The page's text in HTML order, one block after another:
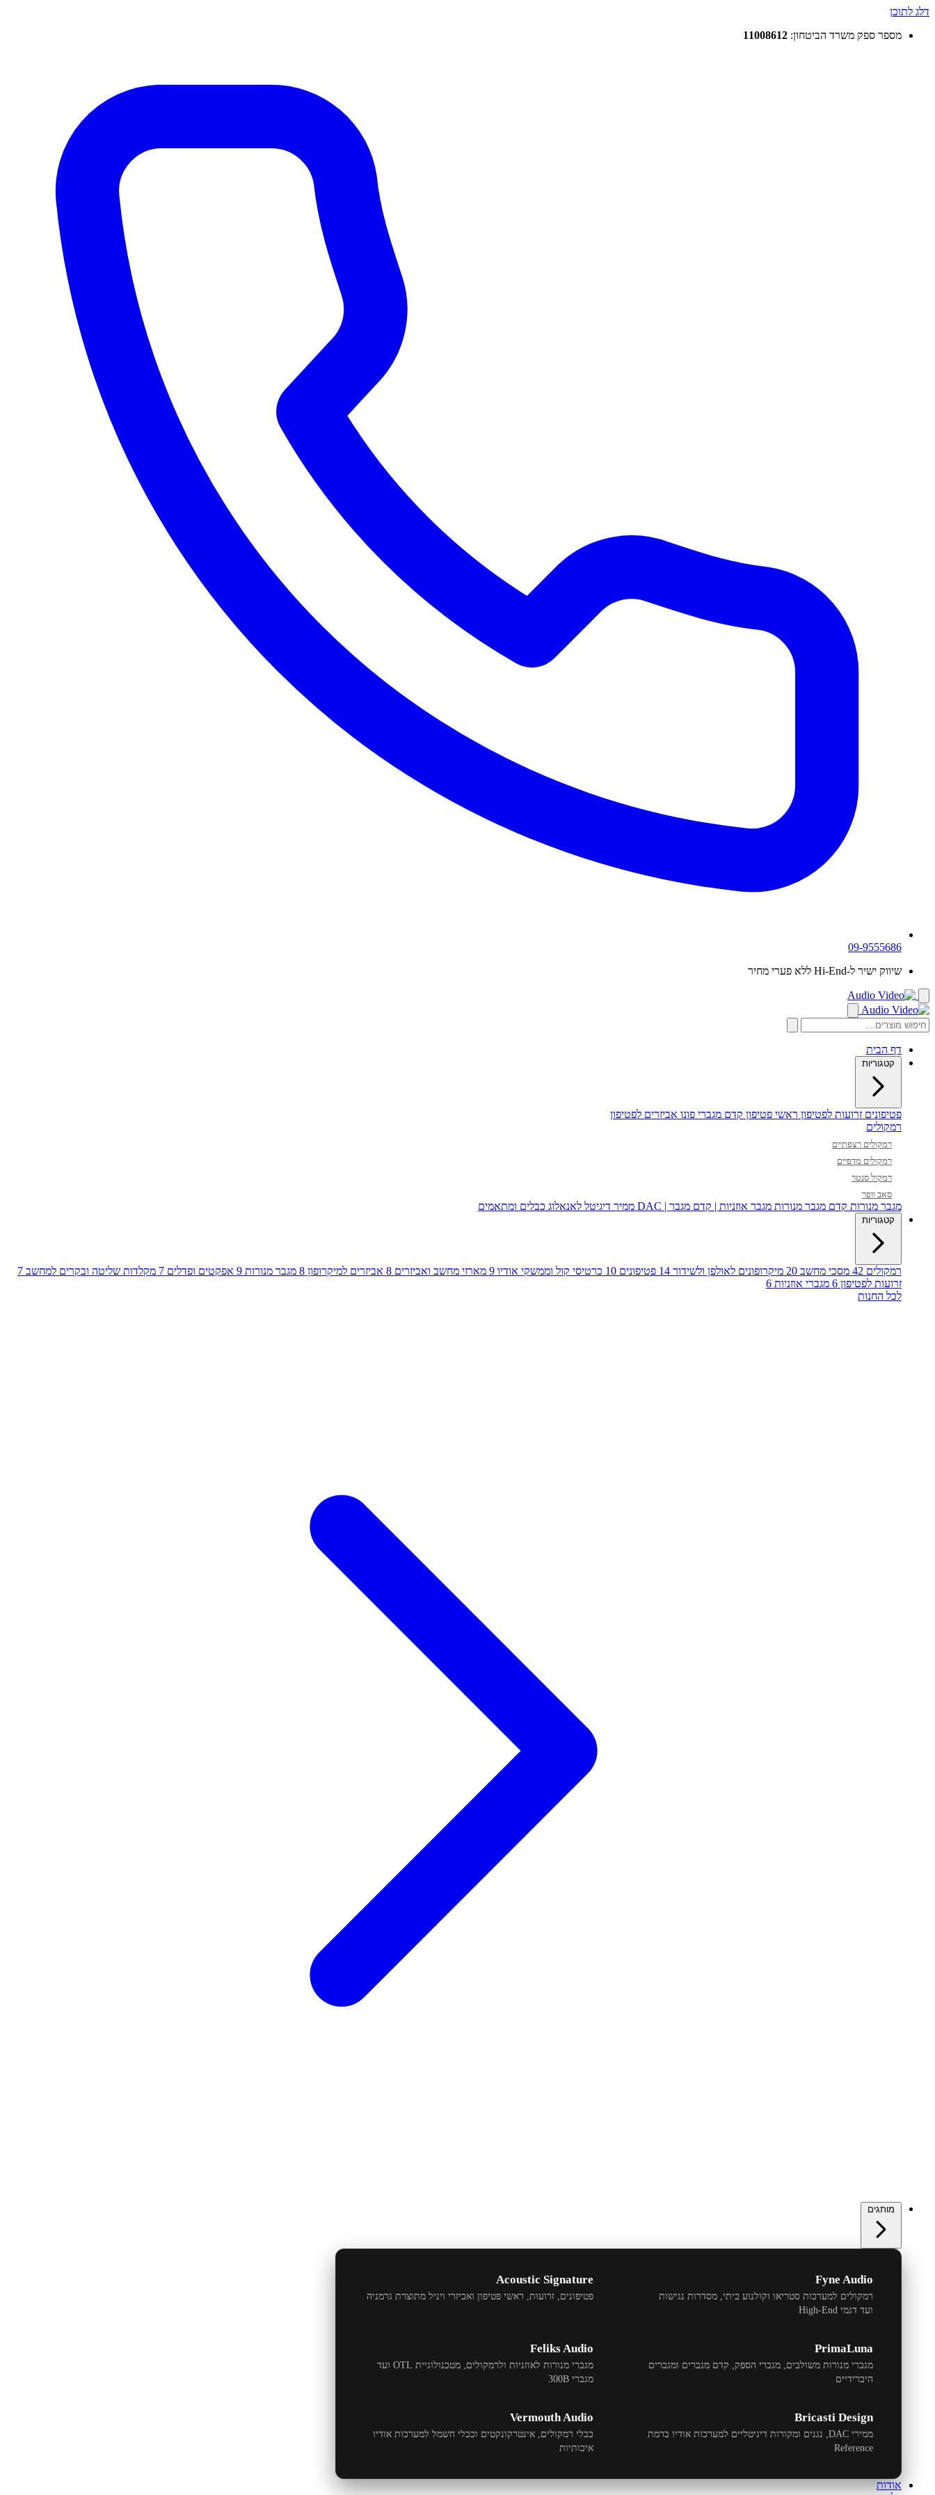
דלג לתוכן
מספר ספק משרד הביטחון: 11008612
09-9555686
שיווק ישיר ל-Hi-End ללא פערי מחיר
דף הבית
קטגוריות
פטיפונים זרועות לפטיפון ראשי פטיפון קדם מגברי פונו אביזרים לפטיפון
רמקולים
רמקולים רצפתיים
רמקולים מדפיים
רמקול סנטר
סאב וופר
מגבר מנורות קדם מגבר מנורות מגבר אוזניות | קדם מגבר | DAC ממיר דיגיטל לאנאלוג כבלים ומתאמים
קטגוריות
רמקולים 42 מסכי מחשב 20 מיקרופונים לאולפן ולשידור 14 פטיפונים 10 כרטיסי קול וממשקי אודיו 9 מארזי מחשב ואביזרים 8 אביזרים למיקרופון 8 מגבר מנורות 9 אפקטים ופדלים 7 מקלדות שליטה ובקרים למחשב 7
זרועות לפטיפון 6 מגברי אוזניות 6
לכל החנות
מותגים
Fyne Audio
רמקולים למערכות סטריאו וקולנוע ביתי, מסדרות נגישות
ועד דגמי High-End
Acoustic Signature
פטיפונים, זרועות, ראשי פטיפון ואביזרי ויניל מתוצרת גרמניה
PrimaLuna
מגברי מנורות משולבים, מגברי הספק, קדם מגברים ומגברים
היברידיים
Feliks Audio
מגברי מנורות לאוזניות ולרמקולים, מטכנולוגיית OTL ועד
מגברי 300B
Bricasti Design
ממירי DAC, נגנים ומקורות דיגיטליים למערכות אודיו ברמת
Reference
Vermouth Audio
כבלי רמקולים, אינטרקונקטים וכבלי חשמל למערכות אודיו
איכותיות
אודות